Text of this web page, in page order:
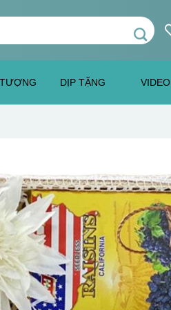
DỊP TẶNG VIDEO